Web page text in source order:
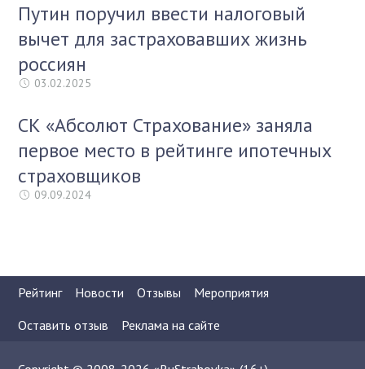
Путин поручил ввести налоговый
вычет для застраховавших жизнь
россиян
03.02.2025
СК «Абсолют Страхование» заняла
первое место в рейтинге ипотечных
страховщиков
09.09.2024
Рейтинг Новости Отзывы
Мероприятия
Оставить отзыв
Реклама на сайте